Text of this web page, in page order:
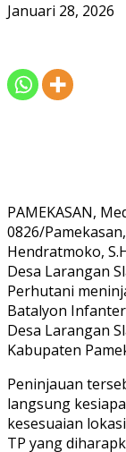
Januari 28, 2026
PAMEKASAN,
0826/
Hendratmoko,
Desa Larangan
Perhutani
Batalyon
Desa Larangan
Kabupaten
Peninjauan
langsung
kesesuaian
TP yang